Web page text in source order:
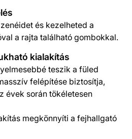
és kezelheted a
a rajta található gombokkal.
kialakítás
teszik a füled
felépítése biztosítja,
évek során tökéletesen
megkönnyíti a fejhallgató